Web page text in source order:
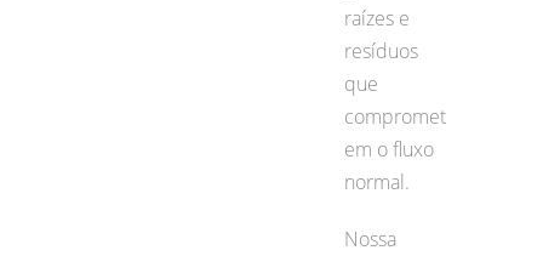
raízes e
resíduos
que
compromet
em o fluxo
normal.
Nossa